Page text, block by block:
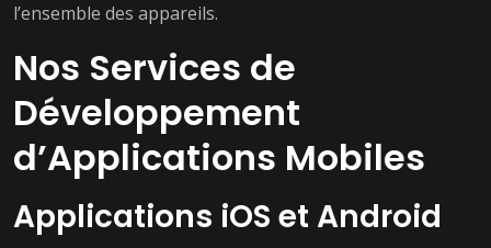
l’ensemble des appareils.
Nos Services de
Développement
d’Applications Mobiles
Applications iOS et Android